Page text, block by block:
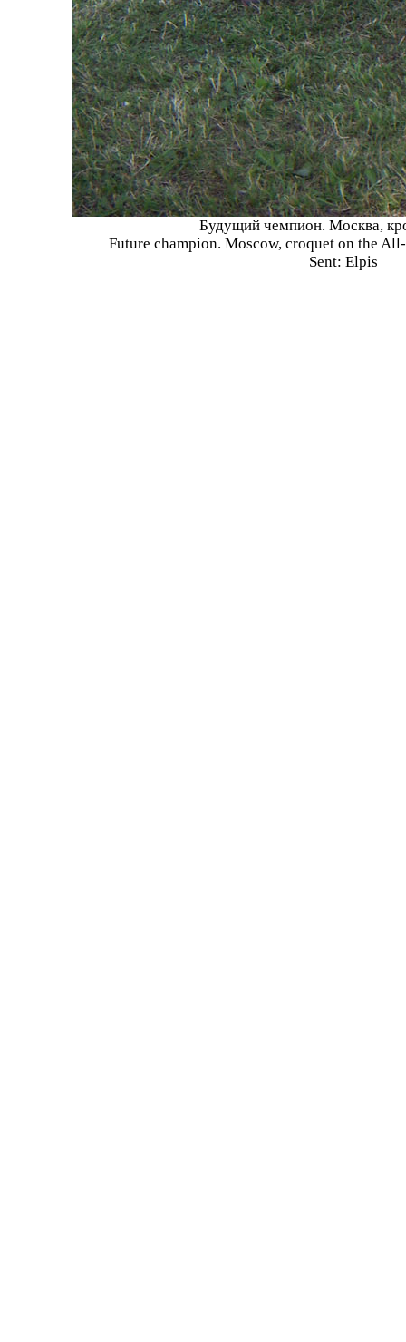
Будущий чемпион. Москва,
Future champion. Moscow, croquet on the
Sent: Elpis